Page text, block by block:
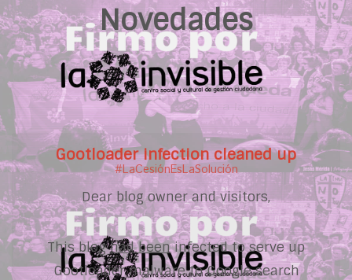
Novedades
Gootloader infection cleaned up
#LaCesiónEsLaSolución
Dear blog owner and visitors,
This bloghad beeninfected to serve up
Gootloader malware to Google search